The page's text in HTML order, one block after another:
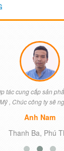
tác cung cấp sản
, Chúc công ty sẽ
Anh Nam
Thanh Ba, Phú